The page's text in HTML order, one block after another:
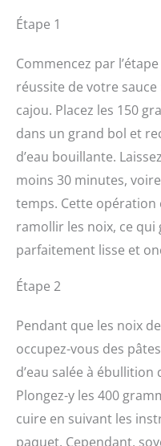
Étape 1
Commencez par
réussite de votre
cajou. Placez les 150
dans un grand bol et
d’eau bouillante.
moins 30 minutes,
temps. Cette opération
ramollir les noix, ce qui
parfaitement lisse et
Étape 2
Pendant que les noix
occupez-vous des
d’eau salée à
Plongez-y les 400
cuire en suivant les
paquet. Cependant,